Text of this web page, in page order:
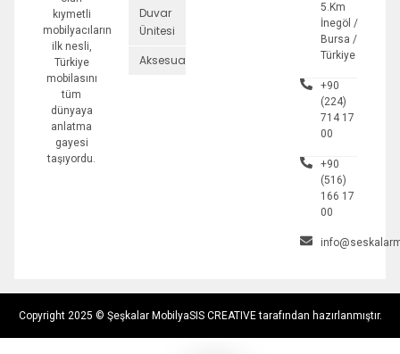
kıymetli
mobilyacıların
ilk nesli,
Türkiye
mobilasını
tüm
dünyaya
anlatma
gayesi
taşıyordu.
Duvar
Ünitesi
Aksesuarlar
5.Km
İnegöl /
Bursa /
Türkiye
+90
(224)
714 17
00
+90
(516)
166 17
00
Copyright 2025 © Şeşkalar MobilyaSIS CREATIVE tarafından hazırlanmıştır.